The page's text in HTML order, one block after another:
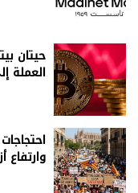
حيتان
العملة إلى 70 ألف
وارتفاع